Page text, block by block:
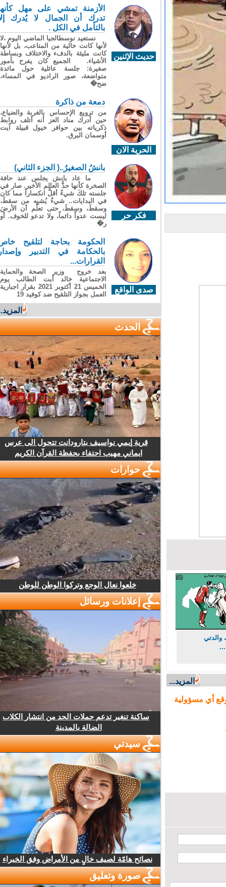
المزيد...
أي مسؤولية
حديث الإثنين
الأزمنة تمشي على مهل كأنها
تدرك أن الجمال لا يُدرك إلا
بالتأمل في الكل .
نستعيد نوسطالجيا الماضي اليوم ،لا
لأنها كانت خالية من المتاعب، بل لأنها
كانت مليئة بالدفء والاختلاف وبساطة
الأشياء. الجميع كان يفرح بأمور
صغيرة: جلسة عائلية حول مائدة
متواضعة، صور الراديو في المساء،
ضح�
الحرية الان
دمعة من ذاكرة
من ترويع الإحساس بالغربة والضياع،
حين أدرك مناد العز أنه أتلف روابط
ذكرياته بين حوافر خيول قبيلة آيت
أوسمان البرق.
فكر حر
بانشُ الصغيرُ..( الجزء الثاني)
ما عاد بانش يجلس عند حافة
الصخرة كأنها حدُّ العالم الأخير. صار في
جلسته تلكَ شيءٌ أقلُّ انكساراً مما كان
في البدايات.. شيءٌ يُشبِه من سقطَ،
وسقطَ، وسقطَ، حتى تعلّم أن الأرضَ
ليست عدواً دائماً، ولا تدعو للخوف. أو
ر�
صدى الواقع
الحكومة بحاجة لتلقيح خاص
بالحكامة في التدبير وإصدار
القرارات...
بعد خروج وزير الصحة والحماية
الاجتماعية خالد أبت الطالب يوم
الخميس 21 أكتوبر 2021 بقرار اجبارية
العمل بجواز التلقيح ضد كوفيد 19
المزيد...
الحدث
قرية إيمي نواسيف بتارودانت تتحول الى عرس
ايماني مهيب احتفاء بحفظة القرآن الكريم
حوارات
خلعوا نعال الوجع وتركوا الوطن للوطن
إعلانات ورسائل
ساكنة تنغير تدعم حملات الحد من انتشار الكلاب
الضالة بالمدينة
سيدتي
نصائح هامّة لصيف خالٍ من الأمراض وفق الخبراء
صورة وتعليق